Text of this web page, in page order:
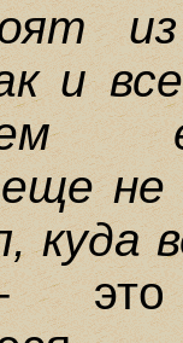
и
не
куда
это